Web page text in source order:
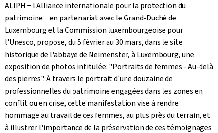
ALIPH − l'Alliance internationale pour la protection du
patrimoine − en partenariat avec le Grand-Duché de
Luxembourg et la Commission luxembourgeoise pour
l'Unesco, propose, du 5 février au 30 mars, dans le site
historique de l'abbaye de Neimënster, à Luxembourg, une
exposition de photos intitulée: "Portraits de femmes - Au-delà
des pierres". À travers le portrait d'une douzaine de
professionnelles du patrimoine engagées dans les zones en
conflit ou en crise, cette manifestation vise à rendre
hommage au travail de ces femmes, au plus près du terrain, et
à illustrer l'importance de la préservation de ces témoignages